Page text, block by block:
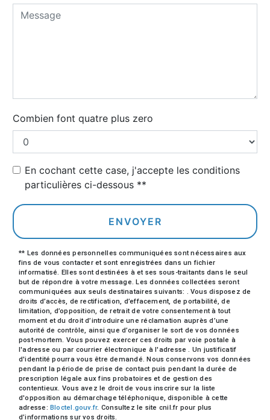
Combien font quatre plus zero
En cochant cette case, j'accepte les conditions
particulières ci-dessous **
ENVOYER
** Les données personnelles communiquées sont nécessaires aux
fins de vous contacter et sont enregistrées dans un fichier
informatisé. Elles sont destinées à et ses sous-traitants dans le seul
but de répondre à votre message. Les données collectées seront
communiquées aux seuls destinataires suivants: . Vous disposez de
droits d’accès, de rectification, d’effacement, de portabilité, de
limitation, d’opposition, de retrait de votre consentement à tout
moment et du droit d’introduire une réclamation auprès d’une
autorité de contrôle, ainsi que d’organiser le sort de vos données
post-mortem. Vous pouvez exercer ces droits par voie postale à
l'adresse ou par courrier électronique à l'adresse . Un justificatif
d'identité pourra vous être demandé. Nous conservons vos données
pendant la période de prise de contact puis pendant la durée de
prescription légale aux fins probatoires et de gestion des
contentieux. Vous avez le droit de vous inscrire sur la liste
d'opposition au démarchage téléphonique, disponible à cette
adresse:Bloctel.gouv.fr. Consultez le site cnil.fr pour plus
d’informations sur vos droits.